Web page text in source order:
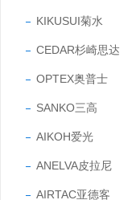
KIKUSUI菊水
CEDAR杉崎思达
OPTEX奥普士
SANKO三高
AIKOH爱光
ANELVA皮拉尼
AIRTAC亚德客